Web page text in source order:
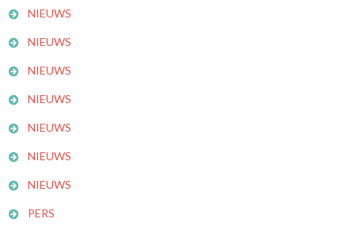
NIEUWS
NIEUWS
NIEUWS
NIEUWS
NIEUWS
NIEUWS
NIEUWS
PERS